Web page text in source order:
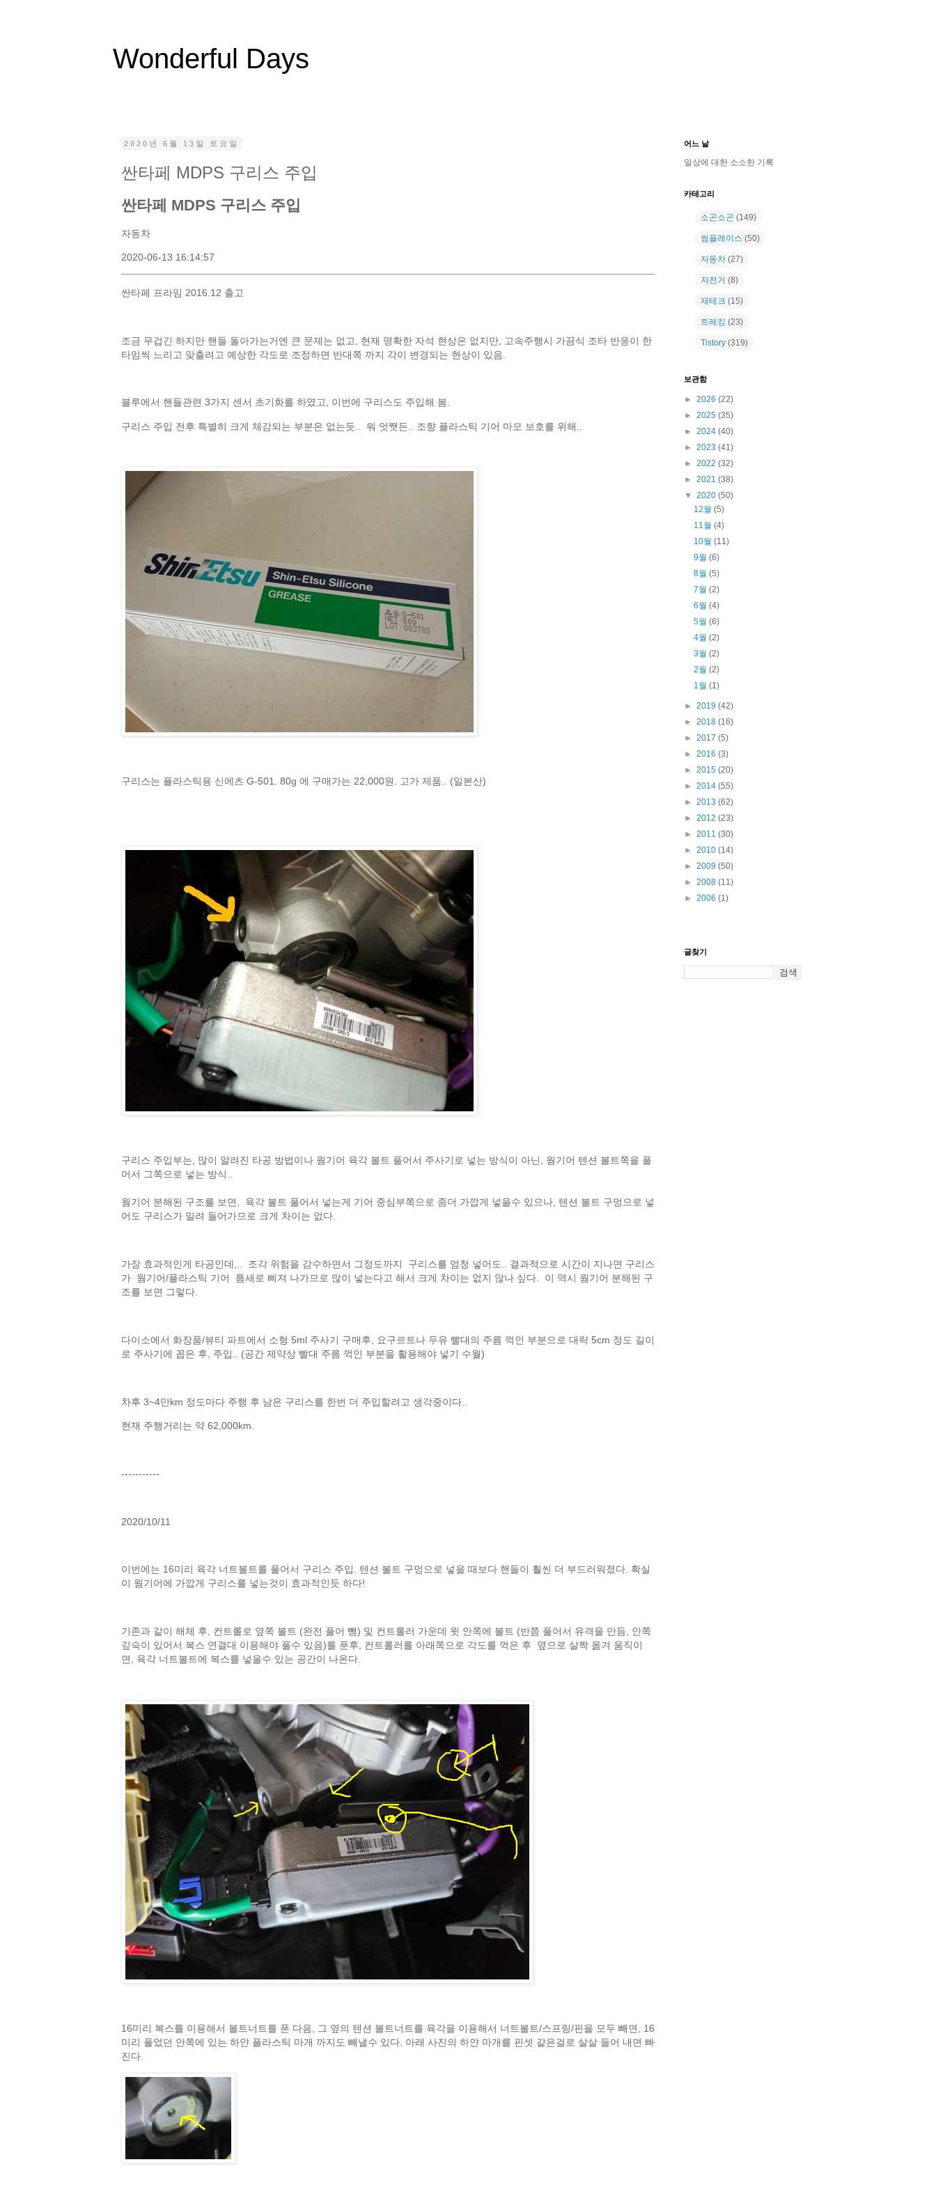
Wonderful Days
2020년 6월 13일 토요일
싼타페 MDPS 구리스 주입
싼타페 MDPS 구리스 주입
자동차
2020-06-13 16:14:57
싼타페 프라임 2016.12 출고
조금 무겁긴 하지만 핸들 돌아가는거엔 큰 문제는 없고, 현재 명확한 자석 현상은 없지만, 고속주행시 가끔식 조타 반응이 한
타임씩 느리고 맞출려고 예상한 각도로 조정하면 반대쪽 까지 각이 변경되는 현상이 있음.
블루에서 핸들관련 3가지 센서 초기화를 하였고, 이번에 구리스도 주입해 봄.
구리스 주입 전후 특별히 크게 체감되는 부분은 없는듯.. 뭐 엇쨋든.. 조향 플라스틱 기어 마모 보호를 위해..
구리스는 플라스틱용 신에츠 G-501. 80g 에 구매가는 22,000원. 고가 제품.. (일본산)
구리스 주입부는, 많이 알려진 타공 방법이나 웜기어 육각 볼트 풀어서 주사기로 넣는 방식이 아닌, 웜기어 텐션 볼트쪽을 풀
어서 그쪽으로 넣는 방식..
웜기어 분해된 구조를 보면, 육각 볼트 풀어서 넣는게 기어 중심부쪽으로 좀더 가깝게 넣을수 있으나, 텐션 볼트 구멍으로 넣
어도 구리스가 밀려 들어가므로 크게 차이는 없다.
가장 효과적인게 타공인데,.. 조각 위험을 감수하면서 그정도까지 구리스를 엄청 넣어도.. 결과적으로 시간이 지나면 구리스
가 웜기어/플라스틱 기어 틈새로 삐져 나가므로 많이 넣는다고 해서 크게 차이는 없지 않나 싶다. 이 역시 웜기어 분해된 구
조를 보면 그렇다.
다이소에서 화장품/뷰티 파트에서 소형 5ml 주사기 구매후, 요구르트나 두유 빨대의 주름 꺽인 부분으로 대략 5cm 정도 길이
로 주사기에 꼽은 후, 주입.. (공간 제약상 빨대 주름 꺽인 부분을 활용해야 넣기 수월)
차후 3~4만km 정도마다 주행 후 남은 구리스를 한번 더 주입할려고 생각중이다..
현재 주행거리는 약 62,000km.
-----------
2020/10/11
이번에는 16미리 육각 너트볼트를 풀어서 구리스 주입. 텐션 볼트 구멍으로 넣을 때보다 핸들이 훨씬 더 부드러워졌다. 확실
이 웜기어에 가깝게 구리스를 넣는것이 효과적인듯 하다!
기존과 같이 해체 후, 컨트롤로 옆쪽 볼트 (완전 풀어 뺌) 및 컨트롤러 가운데 윗 안쪽에 볼트 (반쯤 풀어서 유격을 만듬, 안쪽
깊숙이 있어서 복스 연결대 이용해야 풀수 있음)를 푼후, 컨트롤러를 아래쪽으로 각도를 꺽은 후 옆으로 살짝 옮겨 움직이
면, 육각 너트볼트에 복스를 넣을수 있는 공간이 나온다.
16미리 복스를 이용해서 볼트너트를 푼 다음, 그 옆의 텐션 볼트너트를 육각을 이용해서 너트볼트/스프링/핀을 모두 빼면, 16
미리 풀었던 안쪽에 있는 하얀 플라스틱 마개 까지도 빼낼수 있다. 아래 사진의 하얀 마개를 핀셋 같은걸로 살살 들어 내면 빠
진다.
어느 날
일상에 대한 소소한 기록
카테고리
소곤소곤 (149)
썸플레이스 (50)
자동차 (27)
자전거 (8)
재테크 (15)
트레킹 (23)
Tistory (319)
보관함
► 2026 (22)
► 2025 (35)
► 2024 (40)
► 2023 (41)
► 2022 (32)
► 2021 (38)
▼ 2020 (50)
12월(5)
11월(4)
10월(11)
9월(6)
8월(5)
7월(2)
6월(4)
5월(6)
4월(2)
3월(2)
2월(2)
1월(1)
► 2019 (42)
► 2018 (16)
► 2017 (5)
► 2016 (3)
► 2015 (20)
► 2014 (55)
► 2013 (62)
► 2012 (23)
► 2011 (30)
► 2010 (14)
► 2009 (50)
► 2008 (11)
► 2006 (1)
글찾기